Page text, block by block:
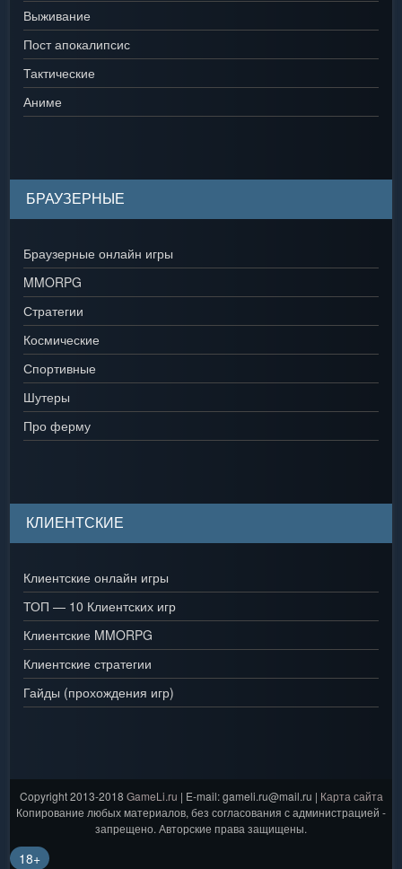
Выживание
Пост апокалипсис
Тактические
Аниме
БРАУЗЕРНЫЕ
Браузерные онлайн игры
MMORPG
Стратегии
Космические
Спортивные
Шутеры
Про ферму
КЛИЕНТСКИЕ
Клиентские онлайн игры
ТОП — 10 Клиентских игр
Клиентские MMORPG
Клиентские стратегии
Гайды (прохождения игр)
Copyright 2013-2018 GameLi.ru | E-mail: gameli.ru@mail.ru | Карта сайта
Копирование любых материалов, без согласования с администрацией -
запрещено. Авторские права защищены.
18+